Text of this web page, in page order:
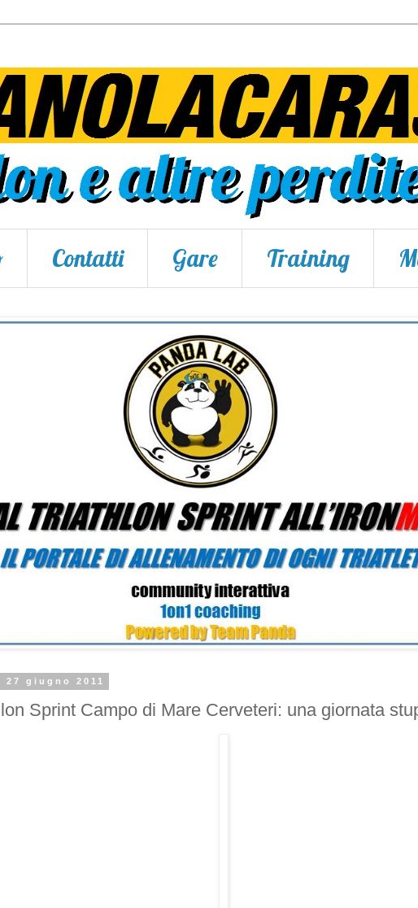
Contatti Gare Training
27 giugno 2011
Sprint Campo di Mare Cerveteri: una giornata